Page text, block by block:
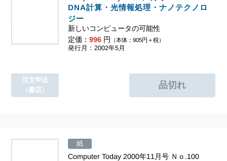
DNA計算・光情報処理・ナノテクノロ
ジー
新しいコンピュータの可能性
定価：996 円 （本体：905円＋税）
発行月：2002年5月
注文申込
（書店）
Computer Today 2000年11月号 Ｎｏ.100
紙